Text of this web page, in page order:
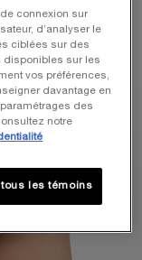
connexion sur
d’analyser le
ciblées sur des
disponibles sur les
vos préférences,
davantage en
des
notre
les témoins